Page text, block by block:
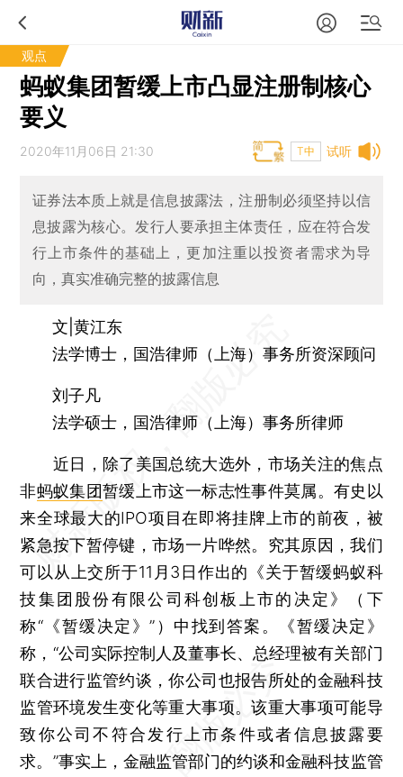
观点
蚂蚁集团暂缓上市凸显注册制核心
要义
试听
2020年11月06日 21:30 T中
证券法本质上就是信息披露法，注册制必须坚持以信
息披露为核心。发行人要承担主体责任，应在符合发
行上市条件的基础上，更加注重以投资者需求为导
向，真实准确完整的披露信息
文|黄江东
法学博士，国浩律师（上海）事务所资深顾问
刘子凡
法学硕士，国浩律师（上海）事务所律师
近日，除了美国总统大选外，市场关注的焦点
非蚂蚁集团暂缓上市这一标志性事件莫属。有史以
来全球最大的IPO项目在即将挂牌上市的前夜，被
紧急按下暂停键，市场一片哗然。究其原因，我们
可以从上交所于11月3日作出的《关于暂缓蚂蚁科
技集团股份有限公司科创板上市的决定》（下
称“《暂缓决定》”）中找到答案。《暂缓决定》
称，“公司实际控制人及董事长、总经理被有关部门
联合进行监管约谈，你公司也报告所处的金融科技
监管环境发生变化等重大事项。该重大事项可能导
致你公司不符合发行上市条件或者信息披露要
求。”事实上，金融监管部门的约谈和金融科技监管